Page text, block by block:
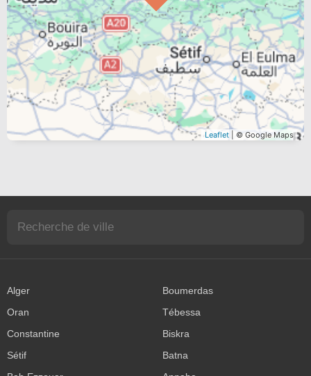
Leaflet | © Google Maps
Alger
Boumerdas
Oran
Tébessa
Constantine
Biskra
Sétif
Batna